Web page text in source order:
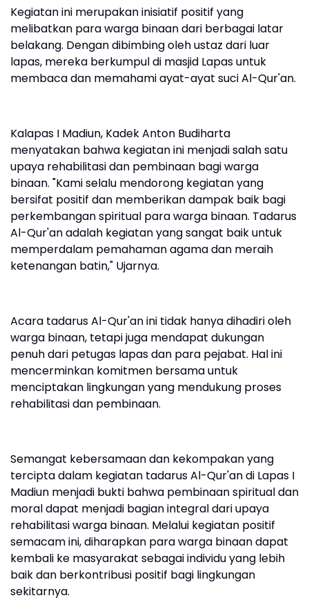
Kegiatan ini merupakan inisiatif positif yang
melibatkan para warga binaan dari berbagai latar
belakang. Dengan dibimbing oleh ustaz dari luar
lapas, mereka berkumpul di masjid Lapas untuk
membaca dan memahami ayat-ayat suci Al-Qur'an.
Kalapas I Madiun, Kadek Anton Budiharta
menyatakan bahwa kegiatan ini menjadi salah satu
upaya rehabilitasi dan pembinaan bagi warga
binaan. "Kami selalu mendorong kegiatan yang
bersifat positif dan memberikan dampak baik bagi
perkembangan spiritual para warga binaan. Tadarus
Al-Qur'an adalah kegiatan yang sangat baik untuk
memperdalam pemahaman agama dan meraih
ketenangan batin," Ujarnya.
Acara tadarus Al-Qur'an ini tidak hanya dihadiri oleh
warga binaan, tetapi juga mendapat dukungan
penuh dari petugas lapas dan para pejabat. Hal ini
mencerminkan komitmen bersama untuk
menciptakan lingkungan yang mendukung proses
rehabilitasi dan pembinaan.
Semangat kebersamaan dan kekompakan yang
tercipta dalam kegiatan tadarus Al-Qur'an di Lapas I
Madiun menjadi bukti bahwa pembinaan spiritual dan
moral dapat menjadi bagian integral dari upaya
rehabilitasi warga binaan. Melalui kegiatan positif
semacam ini, diharapkan para warga binaan dapat
kembali ke masyarakat sebagai individu yang lebih
baik dan berkontribusi positif bagi lingkungan
sekitarnya.